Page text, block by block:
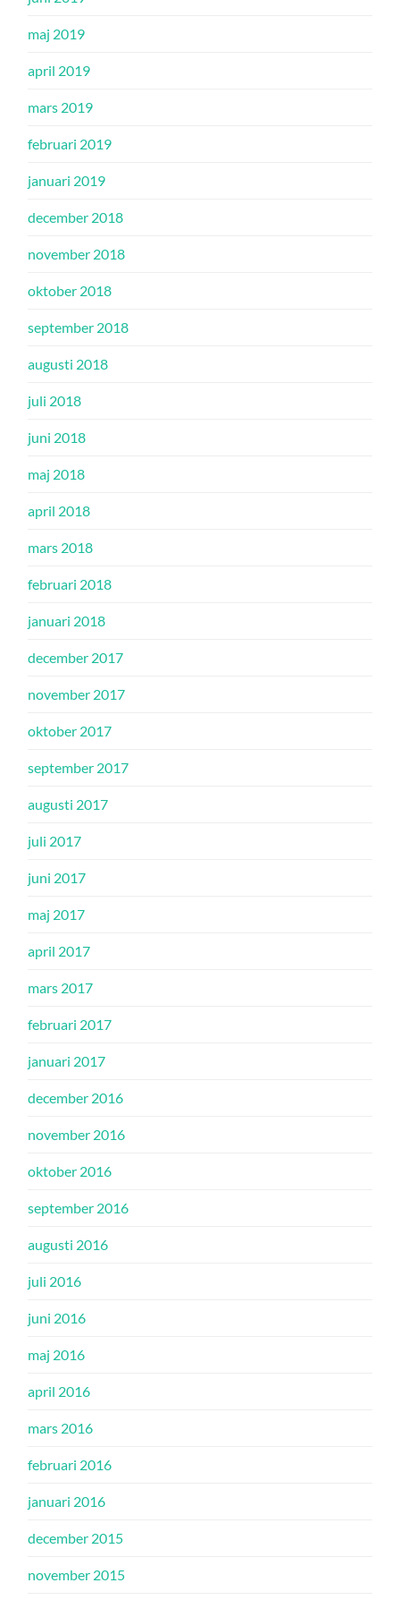
maj 2019
april 2019
mars 2019
februari 2019
januari 2019
december 2018
november 2018
oktober 2018
september 2018
augusti 2018
juli 2018
juni 2018
maj 2018
april 2018
mars 2018
februari 2018
januari 2018
december 2017
november 2017
oktober 2017
september 2017
augusti 2017
juli 2017
juni 2017
maj 2017
april 2017
mars 2017
februari 2017
januari 2017
december 2016
november 2016
oktober 2016
september 2016
augusti 2016
juli 2016
juni 2016
maj 2016
april 2016
mars 2016
februari 2016
januari 2016
december 2015
november 2015